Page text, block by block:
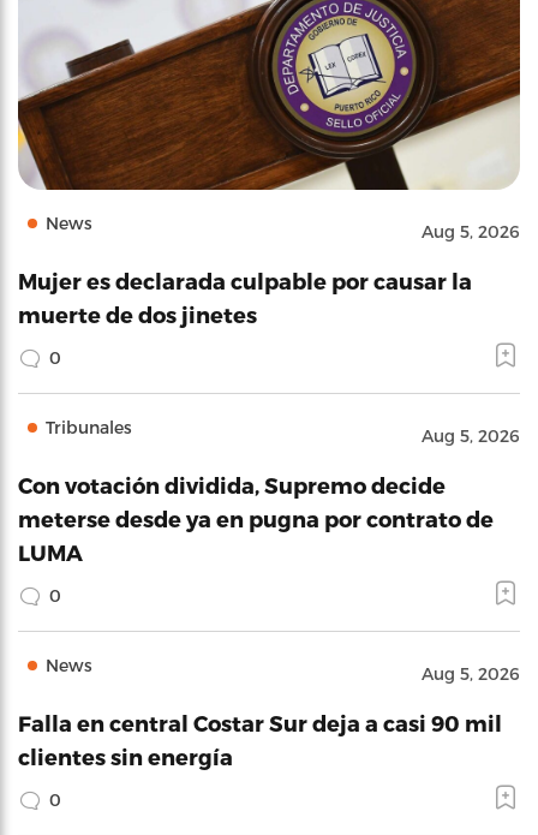
News Aug 5, 2026
Mujer es declarada culpable por causar la
muerte de dos jinetes
0
Tribunales Aug 5, 2026
Con votación dividida, Supremo decide
meterse desde ya en pugna por contrato de
LUMA
0
News Aug 5, 2026
Falla en central Costar Sur deja a casi 90 mil
clientes sin energía
0